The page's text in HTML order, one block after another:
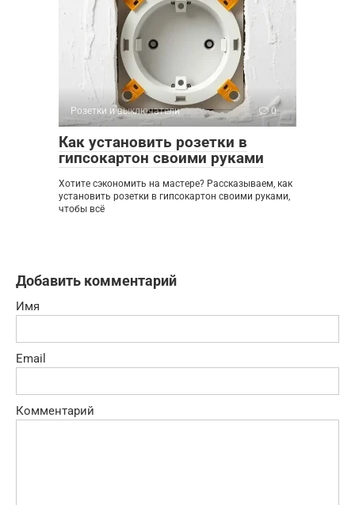
Розетки и выключатели 0
Как установить розетки в
гипсокартон своими руками
Хотите сэкономить на мастере? Рассказываем, как
установить розетки в гипсокартон своими руками,
чтобы всё
Добавить комментарий
Имя
Email
Комментарий